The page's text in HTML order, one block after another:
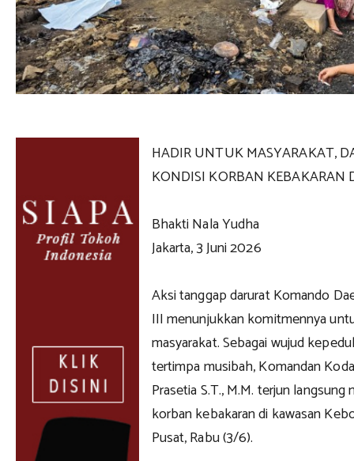
HADIR UNTUK MASYARAKAT,
KONDISI KORBAN KEBAKARAN
Bhakti Nala Yudha
Jakarta, 3 Juni 2026
Aksi tanggap darurat Komando
III menunjukkan komitmennya
masyarakat. Sebagai wujud
tertimpa musibah, Komandan
Prasetia S.T., M.M. terjun
korban kebakaran di kawasan
Pusat, Rabu (3/6).